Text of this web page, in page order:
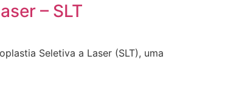
– SLT
Seletiva a Laser (SLT), uma